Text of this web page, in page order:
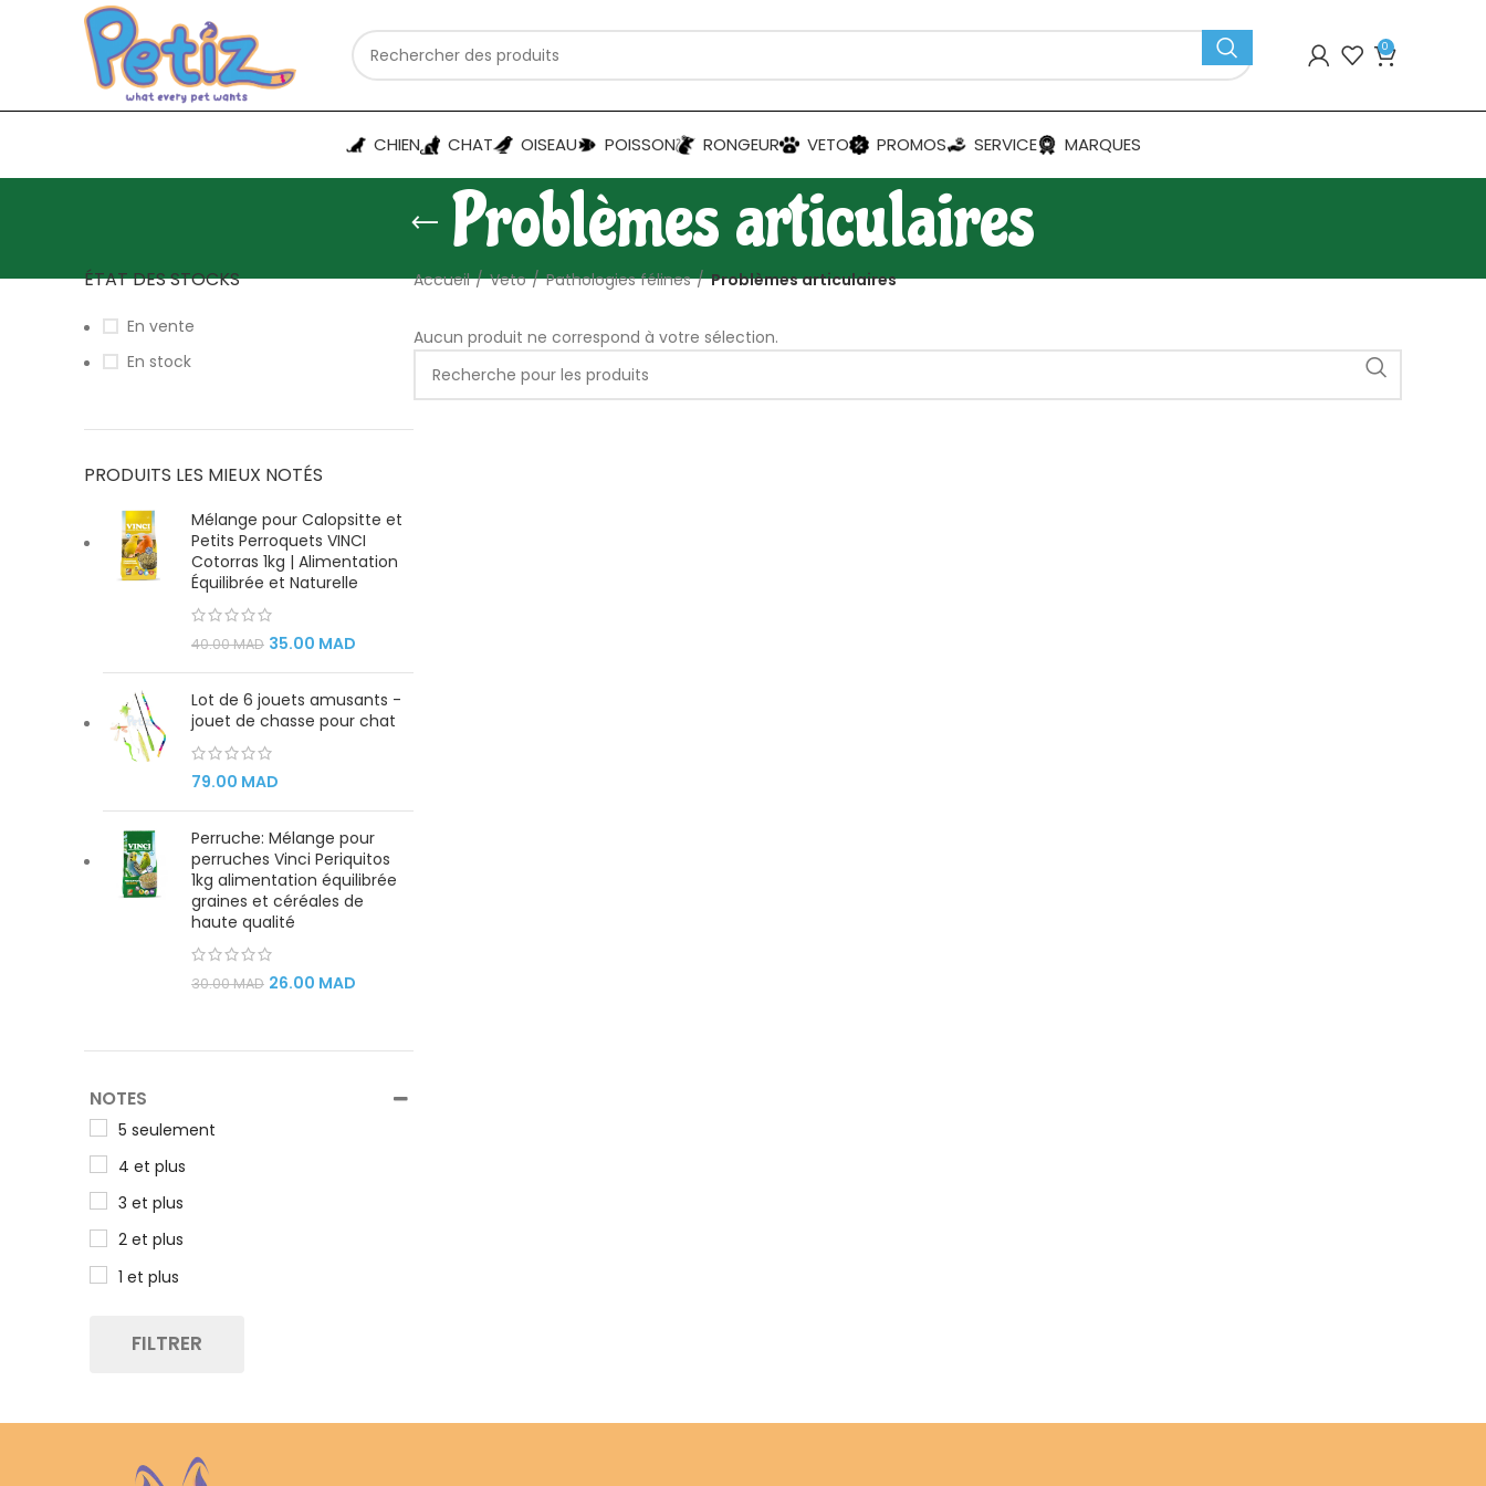
0
CHIEN CHAT OISEAU POISSON RONGEUR VETO PROMOS SERVICE MARQUES
Problèmes articulaires
ÉTAT DES STOCKS
En vente
En stock
PRODUITS LES MIEUX NOTÉS
Mélange pour Calopsitte et
Petits Perroquets VINCI
Cotorras 1kg | Alimentation
Équilibrée et Naturelle
40.00MAD 35.00 MAD
Lot de 6 jouets amusants -
jouet de chasse pour chat
79.00 MAD
Perruche: Mélange pour
perruches Vinci Periquitos
1kg alimentation équilibrée
graines et céréales de
haute qualité
30.00MAD 26.00 MAD
NOTES
5 seulement
4 et plus
3 et plus
2 et plus
1 et plus
FILTRER
Accueil Veto Pathologies félines Problèmes articulaires
Aucun produit ne correspond à votre sélection.